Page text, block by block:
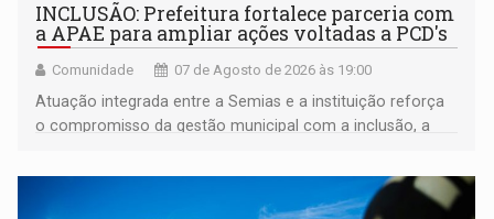
INCLUSÃO: Prefeitura fortalece parceria com
a APAE para ampliar ações voltadas a PCD's
Comunidade 07 de Agosto de 2026 às 19:00
Atuação integrada entre a Semias e a instituição reforça
o compromisso da gestão municipal com a inclusão, a